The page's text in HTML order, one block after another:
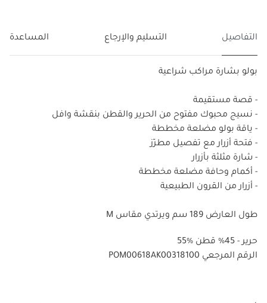
التفاصيل التسليم والإرجاع المساعدة
بولو بشارة مراكب شراعية
- قصة مستقيمة
- نسيج محبوك مفتوح من الحرير والقطن بنقشة وافل
- ياقة بولو مضلعة مخططة
- فتحة أزرار مع تفصيل مطرّز
- شارة مثلثة بأزرار
- أكمام وحافة مضلعة مخططة
- أزرار من القرون الطبيعية
طول العارض 189 سم ويرتدي مقاس M
55% حرير - 45% قطن
POM00618AK00318100 الرقم المرجعي